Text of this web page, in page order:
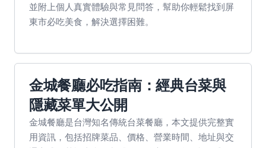
並附上個人真實體驗與常見問答，幫助你輕鬆找到屏
東市必吃美食，解決選擇困難。
金城餐廳必吃指南：經典台菜與
隱藏菜單大公開
金城餐廳是台灣知名傳統台菜餐廳，本文提供完整實
用資訊，包括招牌菜品、價格、營業時間、地址與交